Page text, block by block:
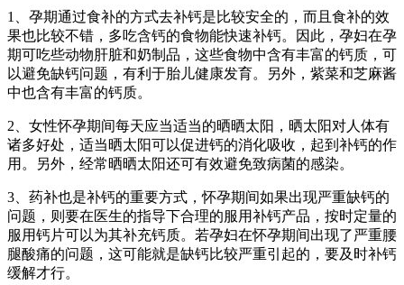
1、孕期通过食补的方式去补钙是比较安全的，而且食补的效
果也比较不错，多吃含钙的食物能快速补钙。因此，孕妇在孕
期可吃些动物肝脏和奶制品，这些食物中含有丰富的钙质，可
以避免缺钙问题，有利于胎儿健康发育。另外，紫菜和芝麻酱
中也含有丰富的钙质。
2、女性怀孕期间每天应当适当的晒晒太阳，晒太阳对人体有
诸多好处，适当晒太阳可以促进钙的消化吸收，起到补钙的作
用。另外，经常晒晒太阳还可有效避免致病菌的感染。
3、药补也是补钙的重要方式，怀孕期间如果出现严重缺钙的
问题，则要在医生的指导下合理的服用补钙产品，按时定量的
服用钙片可以为其补充钙质。若孕妇在怀孕期间出现了严重腰
腿酸痛的问题，这可能就是缺钙比较严重引起的，要及时补钙
缓解才行。